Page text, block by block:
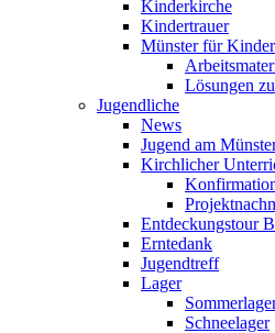
Kinderkirche
Kindertrauer
Münster für Kinder
Lösungen
Jugendliche
News
Jugend am
Kirchlicher
Entdeckungstour
Erntedank
Jugendtreff
Lager
Schneelager